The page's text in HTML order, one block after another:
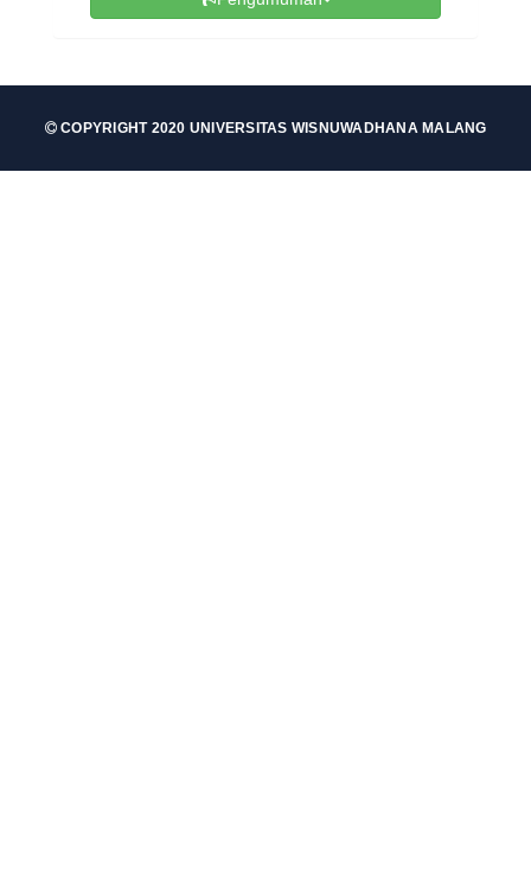
COPYRIGHT 2020 UNIVERSITAS WISNUWADHANA MALANG